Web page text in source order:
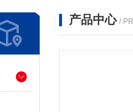
产品中心 /